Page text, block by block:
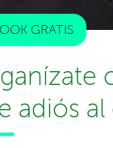
general de
o
en un papel
proyectos y
propósito.
GRATIS
adiós al